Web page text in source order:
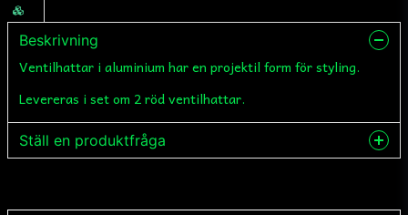
Beskrivning
Ventilhattar i aluminium har en projektil form för styling.
Levereras i set om 2 röd ventilhattar.
Ställ en produktfråga